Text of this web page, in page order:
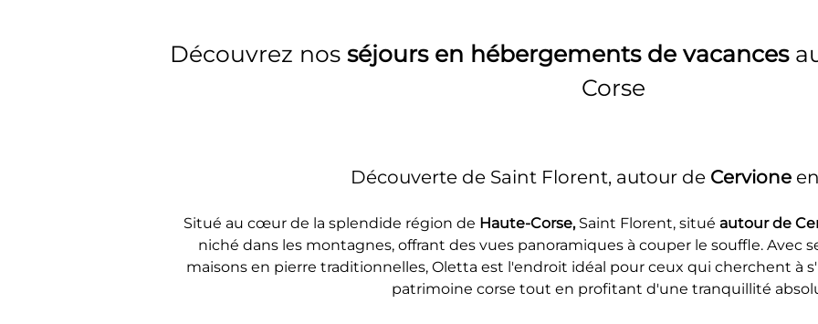
Découvrez nos séjours en hébergements de vacances
Corse
Découverte de Saint Florent, autour de Cervione
Situé au cœur de la splendide région de Haute-Corse, Saint Florent, situé autour de
niché dans les montagnes, offrant des vues panoramiques à couper le souffle. Avec
maisons en pierre traditionnelles, Oletta est l'endroit idéal pour ceux qui cherchent à
patrimoine corse tout en profitant d'une tranquillité